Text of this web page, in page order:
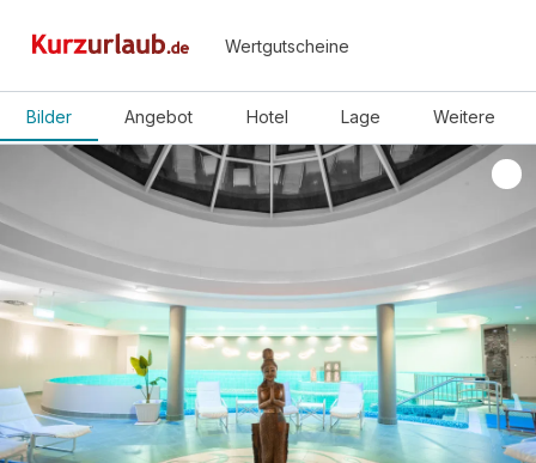
Wertgutscheine
Bilder Angebot Hotel Lage Weitere